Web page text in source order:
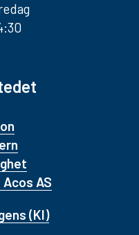
AS
(KI)